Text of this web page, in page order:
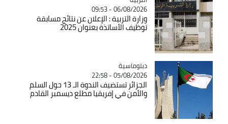
06/08/2026 - 09:53
وزارة التربية : الإعلان عن نتائج مسابقة
توظيف الأساتذة بعنوان 2025
Catégorie
دبلوماسية
05/08/2026 - 22:58
الجزائر تستضيف الندوة الـ 13 حول السلم
والأمن في إفريقيا مطلع ديسمبر القادم